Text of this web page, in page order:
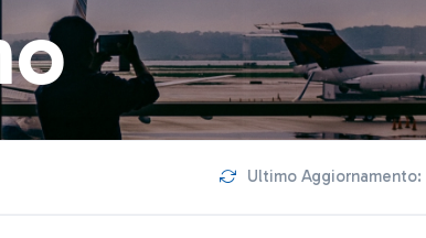
Ultimo Aggiornamento: